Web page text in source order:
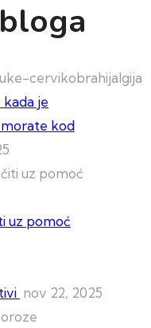
je
kod
uz pomoć
nov 22, 2025